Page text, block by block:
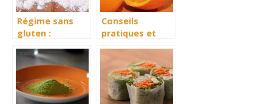
Régime sans
gluten :
d’une machine à
pain
Conseils
pratiques et